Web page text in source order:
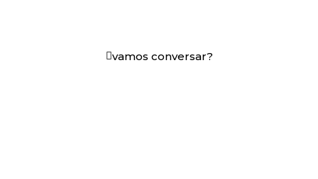
vamos conversar?